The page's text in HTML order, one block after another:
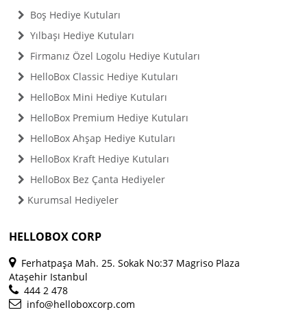
Boş Hediye Kutuları
Yılbaşı Hediye Kutuları
Firmanız Özel Logolu Hediye Kutuları
HelloBox Classic Hediye Kutuları
HelloBox Mini Hediye Kutuları
HelloBox Premium Hediye Kutuları
HelloBox Ahşap Hediye Kutuları
HelloBox Kraft Hediye Kutuları
HelloBox Bez Çanta Hediyeler
Kurumsal Hediyeler
HELLOBOX CORP
Ferhatpaşa Mah. 25. Sokak No:37 Magriso Plaza
Ataşehir Istanbul
444 2 478
info@helloboxcorp.com